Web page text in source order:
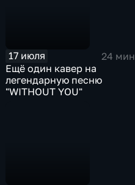
17 июля
24 мин
Ещё один кавер на
легендарную песню
"WITHOUT YOU"